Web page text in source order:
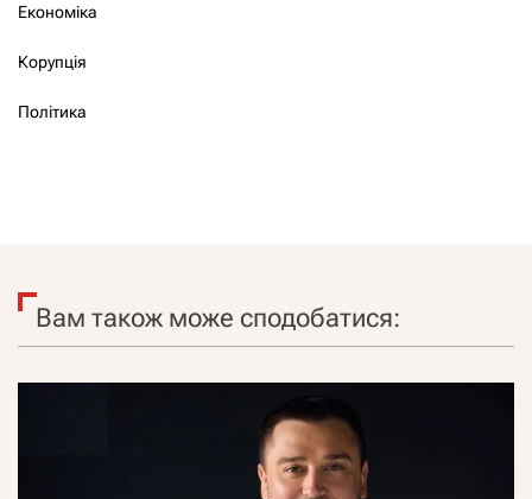
Економіка
Корупція
Політика
Вам також може сподобатися: